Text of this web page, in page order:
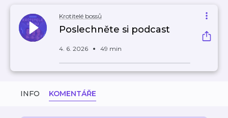
Krotitelé bossů
Poslechněte si podcast
4. 6. 2026 49 min
INFO KOMENTÁŘE